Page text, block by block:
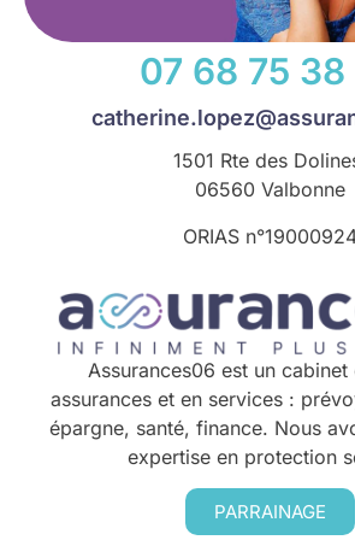
07 68 75 38
1501 Rte des
06560 Valbonne
ORIAS n°
Assurances06 est un
assurances et en services :
épargne, santé, finance. Nous
expertise en protection
PARRAINAGE